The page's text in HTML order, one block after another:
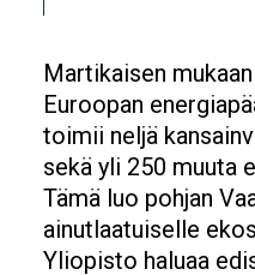
Martikaisen
Euroopan
toimii neljä
sekä yli 250 muuta
Tämä luo pohjan
ainutlaatuiselle
Yliopisto haluaa